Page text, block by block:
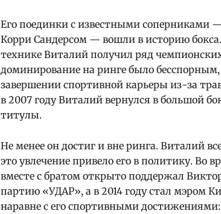
Его поединки с известными соперниками
Корри Сандерсом — вошли в историю
технике Виталий получил ряд
доминирование на ринге было бесспорным,
завершении спортивной карьеры из-за
в 2007 году Виталий вернулся в большой
титулы.
Не менее он достиг и вне ринга. Виталий
это увлечение привело его в политику. Во
вместе с братом открыто поддержал
партию «УДАР», а в 2014 году стал мэром
наравне с его спортивными